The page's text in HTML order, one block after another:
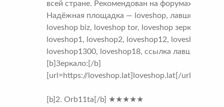
всей стране. Рекомендован на форумах.
Надёжная площадка — loveshop, лавшоп,
loveshop biz, loveshop tor, loveshop зеркало,
loveshop1, loveshop2, loveshop12, loveshop13,
loveshop1300, loveshop18, ссылка лавшоп
[b]Зеркало:[/b]
[url=https://loveshop.lat]loveshop.lat[/url]
[b]2. Orb11ta[/b] ★★★★★